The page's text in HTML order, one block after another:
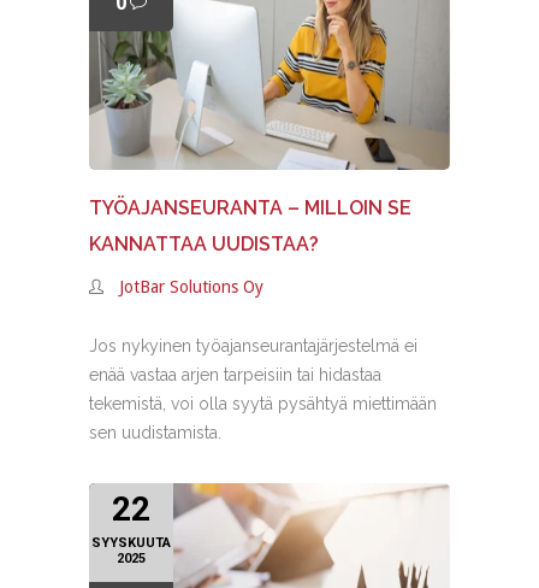
TYÖAJANSEURANTA – MILLOIN SE
KANNATTAA UUDISTAA?
JotBar Solutions Oy
Jos nykyinen työajanseurantajärjestelmä ei
enää vastaa arjen tarpeisiin tai hidastaa
tekemistä, voi olla syytä pysähtyä miettimään
sen uudistamista.
22
SYYSKUUTA
2025